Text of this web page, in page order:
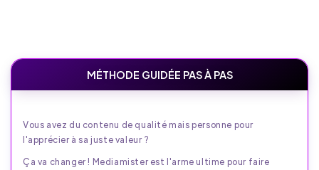
MÉTHODE GUIDÉE PAS À PAS
Vous avez du contenu de qualité mais personne pour
l'apprécier à sa juste valeur ?
Ça va changer ! Mediamister est l'arme ultime pour faire